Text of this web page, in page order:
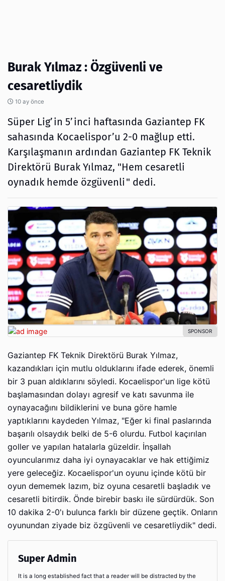
Burak Yılmaz : Özgüvenli ve
cesaretliydik
10 ay önce
Süper Lig’in 5’inci haftasında Gaziantep FK
sahasında Kocaelispor’u 2-0 mağlup etti.
Karşılaşmanın ardından Gaziantep FK Teknik
Direktörü Burak Yılmaz, "Hem cesaretli
oynadık hemde özgüvenli" dedi.
Gaziantep FK Teknik Direktörü Burak Yılmaz,
kazandıkları için mutlu olduklarını ifade ederek, önemli
bir 3 puan aldıklarını söyledi. Kocaelispor'un lige kötü
başlamasından dolayı agresif ve katı savunma ile
oynayacağını bildiklerini ve buna göre hamle
yaptıklarını kaydeden Yılmaz, "Eğer ki final paslarında
başarılı olsaydık belki de 5-6 olurdu. Futbol kaçırılan
goller ve yapılan hatalarla güzeldir. İnşallah
oyuncularımız daha iyi oynayacaklar ve hak ettiğimiz
yere geleceğiz. Kocaelispor'un oyunu içinde kötü bir
oyun dememek lazım, biz oyuna cesaretli başladık ve
cesaretli bitirdik. Önde birebir baskı ile sürdürdük. Son
10 dakika 2-0'ı bulunca farklı bir düzene geçtik. Onların
oyunundan ziyade biz özgüvenli ve cesaretliydik" dedi.
Super Admin
It is a long established fact that a reader will be distracted by the